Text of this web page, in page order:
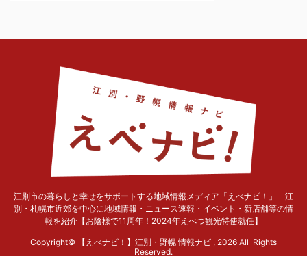
江別市の暮らしと幸せをサポートする地域情報メディア「えべナビ！」 江
別・札幌市近郊を中心に地域情報・ニュース速報・イベント・新店舗等の情
報を紹介【お陰様で11周年！2024年えべつ観光特使就任】
Copyright© 【えべナビ！】江別・野幌 情報ナビ , 2026 All Rights
Reserved.